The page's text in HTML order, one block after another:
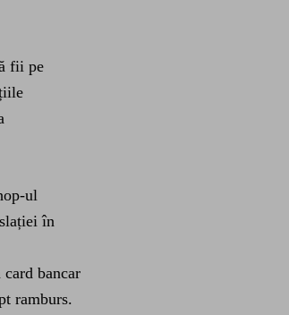
fii pe
ul
în
bancar
ramburs.